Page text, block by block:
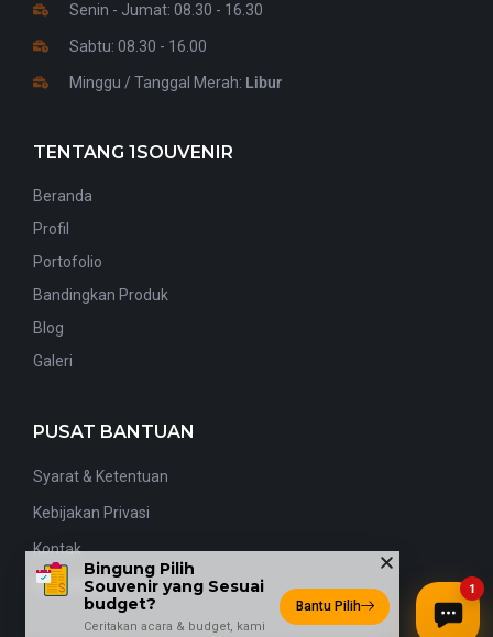
Senin - Jumat: 08.30 - 16.30
Sabtu: 08.30 - 16.00
Minggu / Tanggal Merah: Libur
TENTANG 1SOUVENIR
Beranda
Profil
Portofolio
Bandingkan Produk
Blog
Galeri
PUSAT BANTUAN
Syarat & Ketentuan
Kebijakan Privasi
Kontak
Cara Pesan 1
Bingung Pilih
Souvenir yang Sesuai
budget?
Ceritakan acara & budget, kami
Bantu Pilih